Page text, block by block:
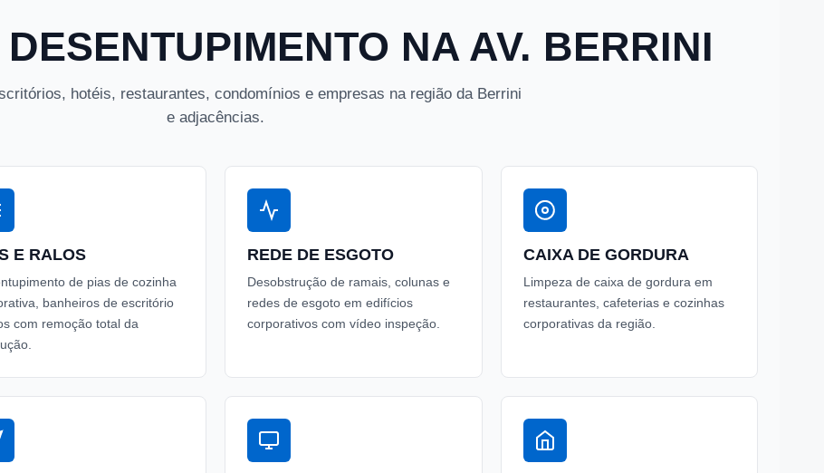
NA AV. BERRINI
hotéis, restaurantes, condomínios e empresas na região da Berrini
e adjacências.
E RALOS
de pias de cozinha
banheiros de escritório
com remoção total da
REDE DE ESGOTO
Desobstrução de ramais, colunas e
redes de esgoto em edifícios
corporativos com vídeo inspeção.
CAIXA DE GORDURA
Limpeza de caixa de gordura em
restaurantes, cafeterias e cozinhas
corporativas da região.